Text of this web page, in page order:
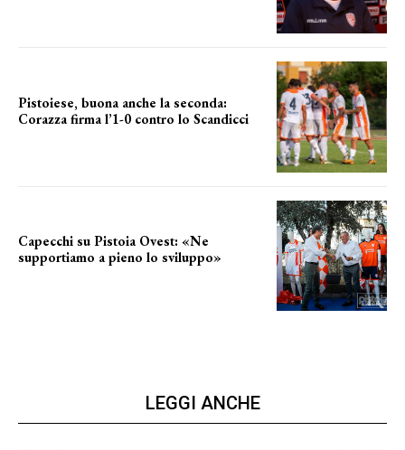
Pistoiese, buona anche la seconda:
Corazza firma l’1-0 contro lo Scandicci
Capecchi su Pistoia Ovest: «Ne
supportiamo a pieno lo sviluppo»
LEGGI ANCHE